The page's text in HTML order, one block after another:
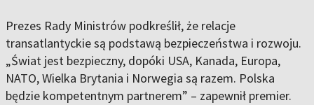
Prezes Rady Ministrów podkreślił, że relacje
transatlantyckie są podstawą bezpieczeństwa i rozwoju.
„Świat jest bezpieczny, dopóki USA, Kanada, Europa,
NATO, Wielka Brytania i Norwegia są razem. Polska
będzie kompetentnym partnerem” – zapewnił premier.